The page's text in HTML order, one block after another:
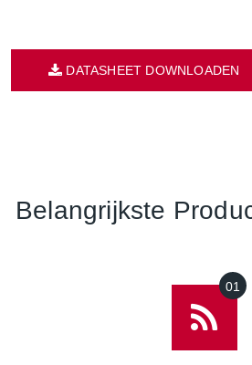
DATASHEET DOWNLOADEN
Belangrijkste